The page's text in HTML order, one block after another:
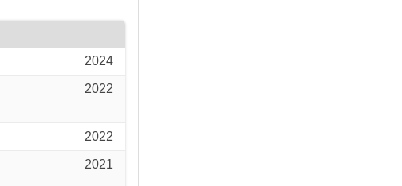
2024
2022
2022
2021